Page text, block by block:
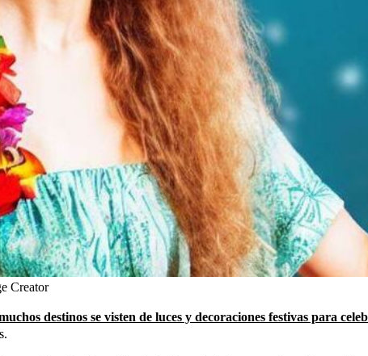
Creator
destinos se visten de luces y decoraciones festivas para